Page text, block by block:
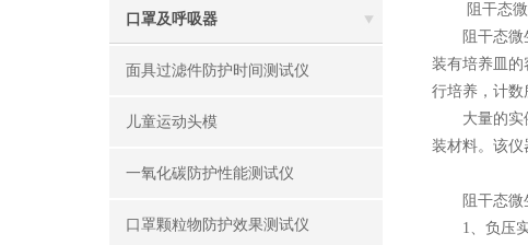
口罩及呼吸器
面具过滤件防护时间测试仪
儿童运动头模
一氧化碳防护性能测试仪
口罩颗粒物防护效果测试仪
阻干态微
阻干态微生
装有培养皿的
行培养，计数
大量的实例
装材料。该仪
阻干态微生
1、负压实